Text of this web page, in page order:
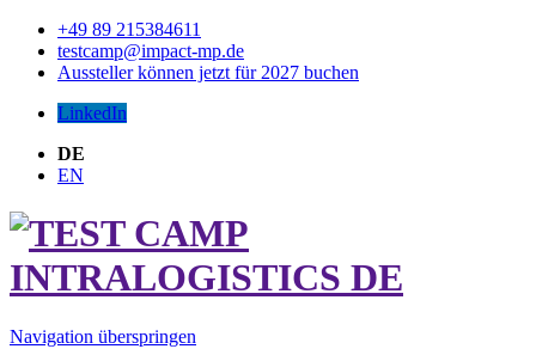
+49 89 215384611
testcamp@impact-mp.de
Aussteller können jetzt für 2027 buchen
LinkedIn
DE
EN
Navigation überspringen